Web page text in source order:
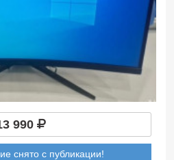
990
снято с публикации!